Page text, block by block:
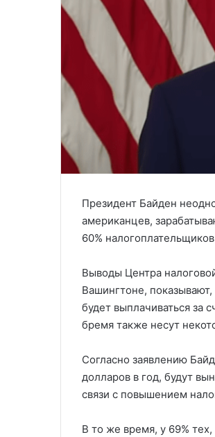
Президент Байден
американцев,
60%
Выводы Центра
Вашингтоне,
будет выплачиваться за
бремя также несут
Согласно заявлению
долларов в год, будут
связи с повышением
В то же время, у 69%